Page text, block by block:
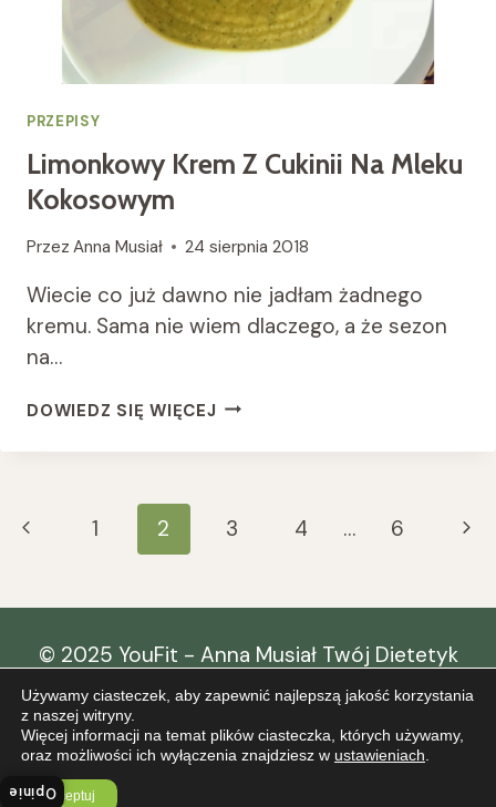
Opinie
PRZEPISY
Limonkowy Krem Z Cukinii Na Mleku
Kokosowym
Przez Anna Musiał 24 sierpnia 2018
Wiecie co już dawno nie jadłam żadnego
kremu. Sama nie wiem dlaczego, a że sezon
na…
DOWIEDZ SIĘ WIĘCEJ LIMONKOWY
Z
MLEKU
Nawigacja
Poprzednia
1 2 3 4 … 6
© 2025 YouFit - Anna Musiał Twój Dietetyk
Szczecin
Projekt i realizacja:
Regulamin
Używamy ciasteczek, aby zapewnić najlepszą jakość korzystania
z naszej witryny.
Więcej informacji na temat plików ciasteczka, których używamy,
oraz możliwości ich wyłączenia znajdziesz w ustawieniach
Akceptuj